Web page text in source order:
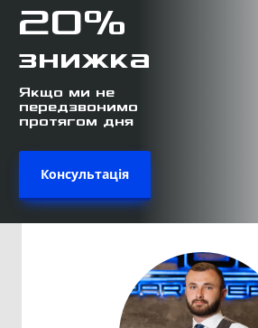
20%
знижка
Якщо ми не
передзвонимо
протягом дня
Консультація